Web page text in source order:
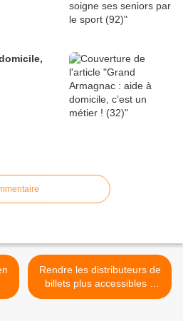
Rendre les distributeurs de
billets plus accessibles à
tous… Notamment aux